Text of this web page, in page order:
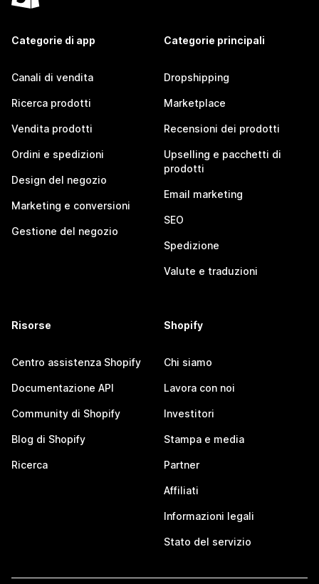
Categorie di app
Canali di vendita
Ricerca prodotti
Vendita prodotti
Ordini e spedizioni
Design del negozio
Marketing e conversioni
Gestione del negozio
Categorie principali
Dropshipping
Marketplace
Recensioni dei prodotti
Upselling e pacchetti di
prodotti
Email marketing
SEO
Spedizione
Valute e traduzioni
Risorse
Centro assistenza Shopify
Documentazione API
Community di Shopify
Blog di Shopify
Ricerca
Shopify
Chi siamo
Lavora con noi
Investitori
Stampa e media
Partner
Affiliati
Informazioni legali
Stato del servizio